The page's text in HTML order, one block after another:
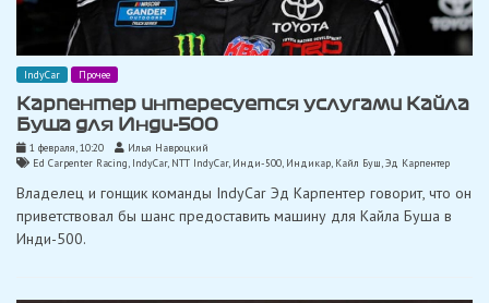
IndyCar Прочее
Карпентер интересуется услугами Кайла
Буша для Инди-500
1 февраля, 10:20
Илья Навроцкий
Ed Carpenter Racing, IndyCar, NTT IndyCar, Инди-500, Индикар, Кайл Буш,Эд Карпентер
Владелец и гонщик команды IndyCar Эд Карпентер говорит, что он
приветствовал бы шанс предоставить машину для Кайла Буша в
Инди-500.